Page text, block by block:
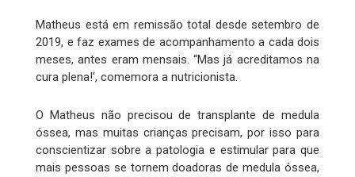
Matheus está em remissão total desde setembro de
2019, e faz exames de acompanhamento a cada dois
meses, antes eram mensais. “Mas já acreditamos na
cura plena!', comemora a nutricionista.
O Matheus não precisou de transplante de medula
óssea, mas muitas crianças precisam, por isso para
conscientizar sobre a patologia e estimular para que
mais pessoas se tornem doadoras de medula óssea,